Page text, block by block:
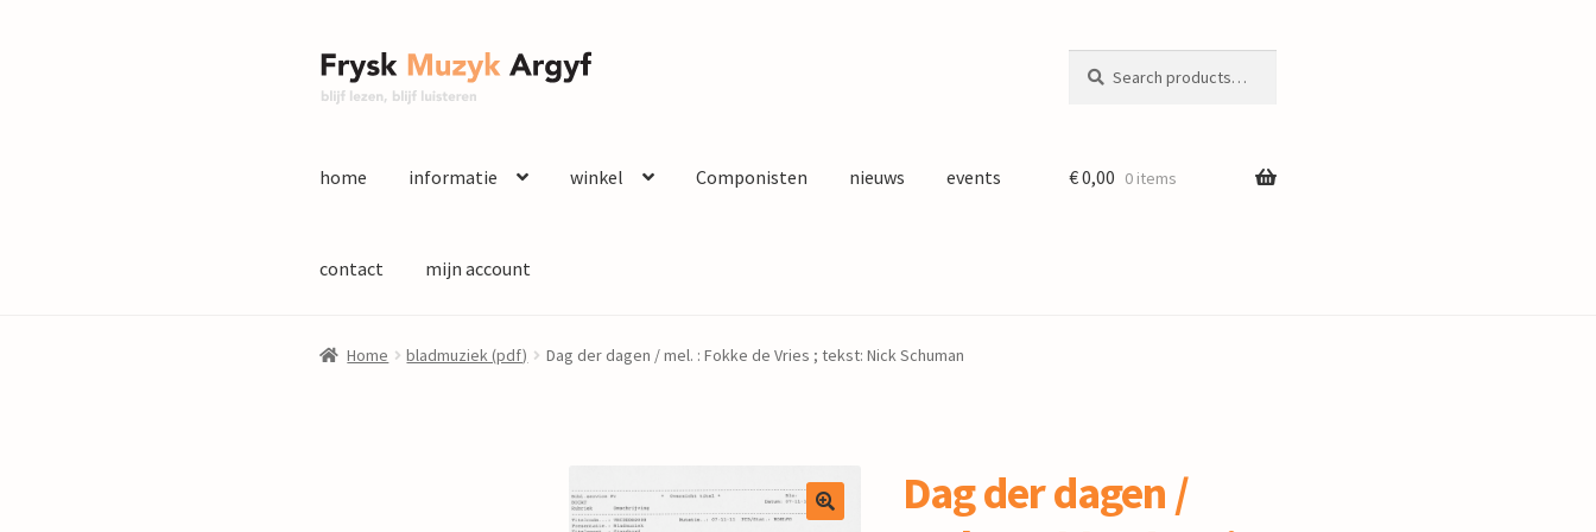
Ga
door
Ga
naar
for:
home informatie winkel Componisten nieuws events
contact mijn account
€0,00 0 items
Home bladmuziek (pdf) Dag der dagen / mel. : Fokke de Vries ; tekst: Nick Schuman
Dag der dagen /